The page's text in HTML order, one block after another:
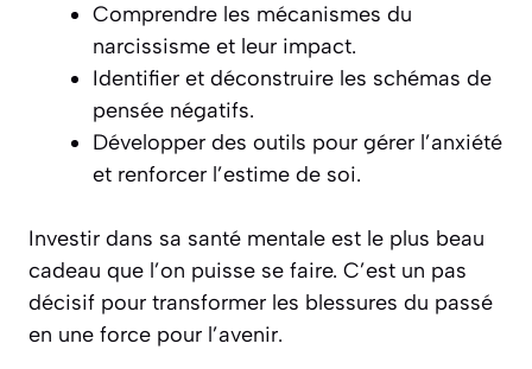
Comprendre les mécanismes du
narcissisme et leur impact.
Identifier et déconstruire les schémas de
pensée négatifs.
Développer des outils pour gérer l’anxiété
et renforcer l’estime de soi.
Investir dans sa santé mentale est le plus beau
cadeau que l’on puisse se faire. C’est un pas
décisif pour transformer les blessures du passé
en une force pour l’avenir.